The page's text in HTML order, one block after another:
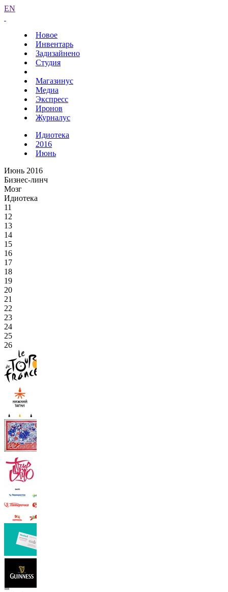
EN
Новое
Инвентарь
Задизайнено
Студия
Магазинус
Медиа
Экспресс
Иронов
Журналус
Идиотека
2016
Июнь
Июнь 2016
Бизнес-линч
Мозг
Идиотека
11
12
13
14
15
16
17
18
19
20
21
22
23
24
25
26